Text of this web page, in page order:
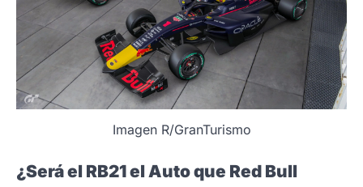
Imagen R/GranTurismo
¿Será el RB21 el Auto que Red Bull